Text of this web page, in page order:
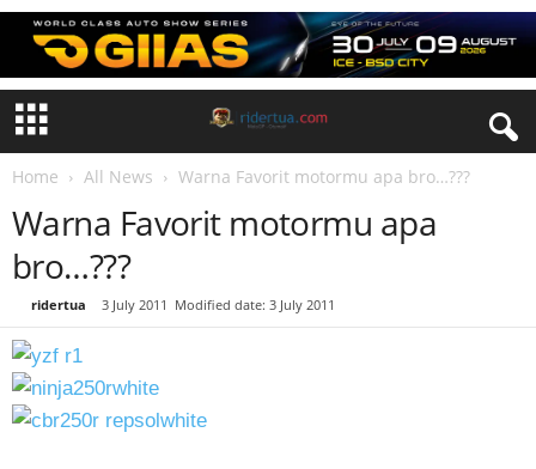
Home All News Warna Favorit motormu apa bro…???
Warna Favorit motormu apa
bro…???
ridertua 3 July 2011 Modified date: 3 July 2011